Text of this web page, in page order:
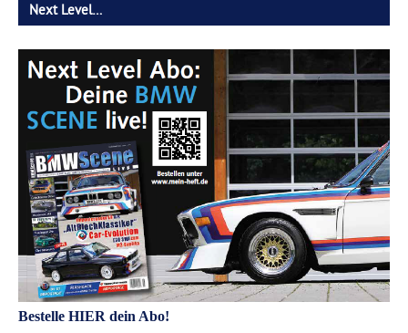
Next Level…
Bestelle HIER dein Abo!